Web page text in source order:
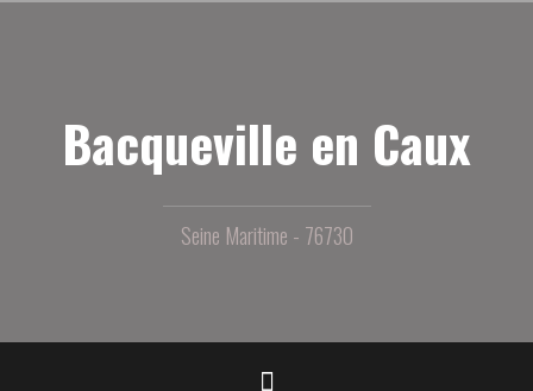
Bacqueville en Caux
Seine Maritime - 76730